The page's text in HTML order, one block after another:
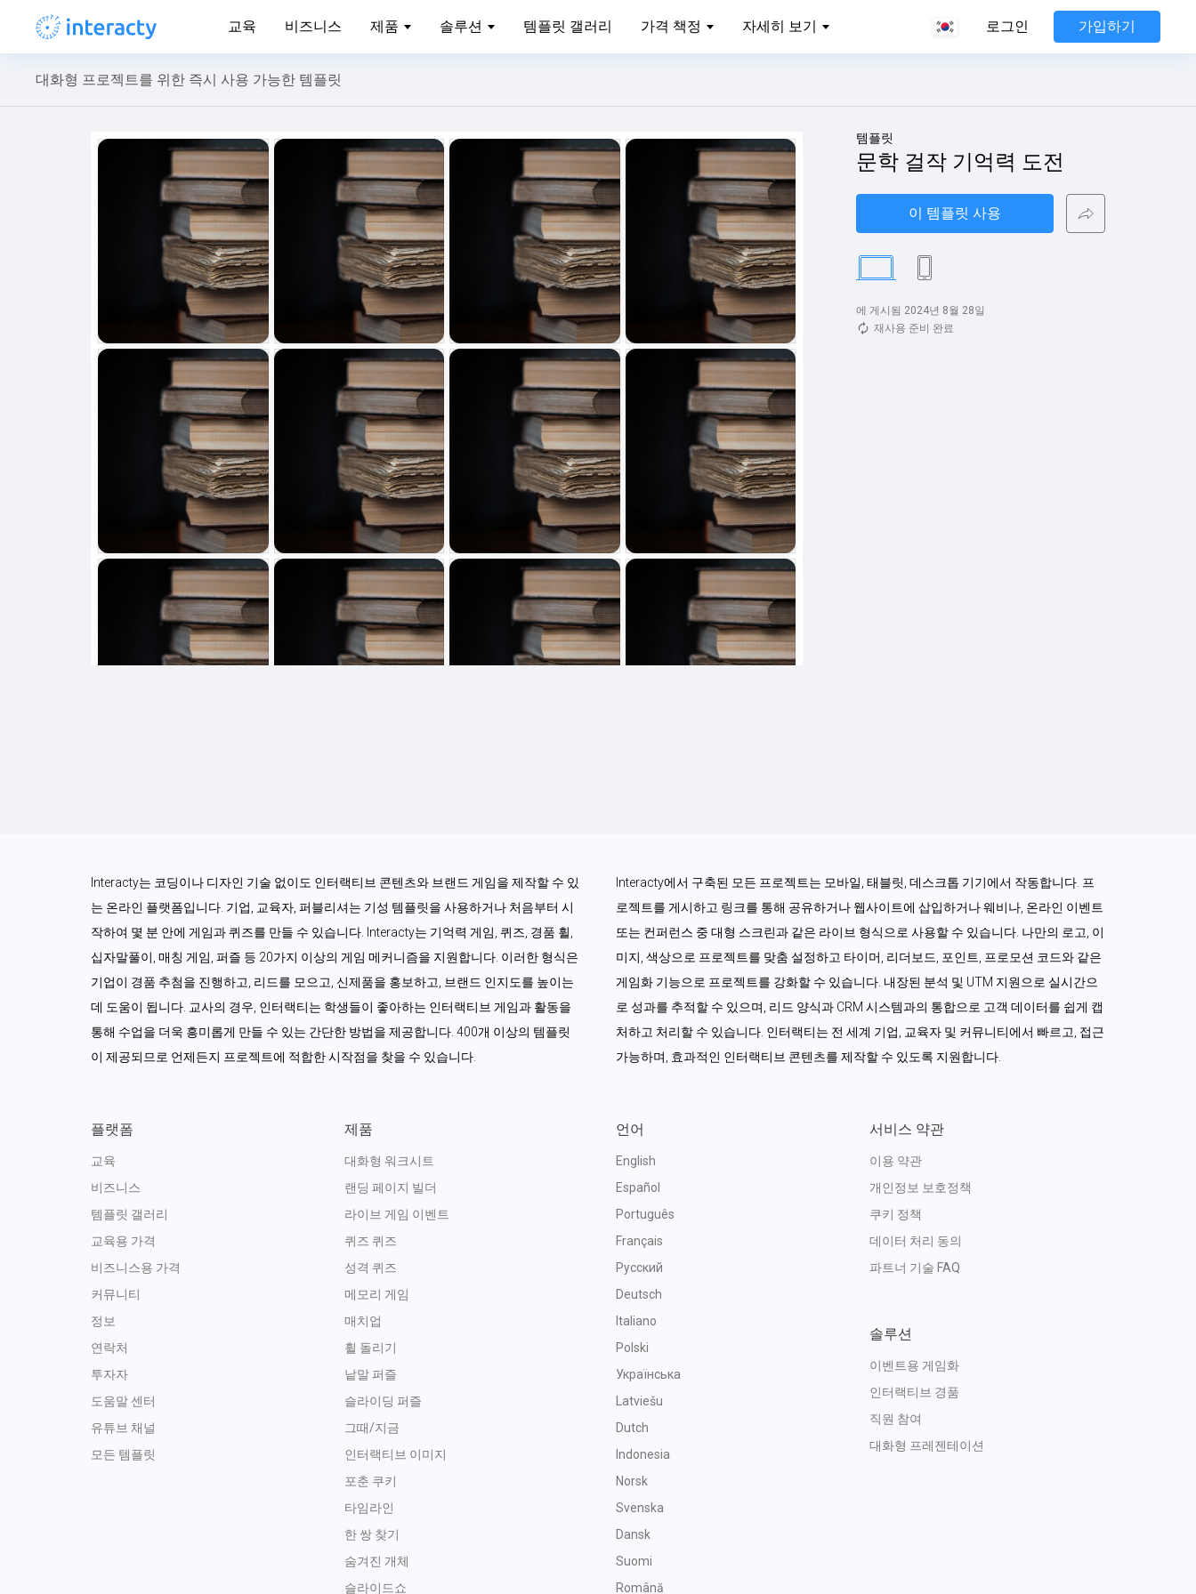
교육 비즈니스 제품 솔루션 템플릿 갤러리 가격 책정 자세히 보기 로그인 가입하기
대화형 프로젝트를 위한 즉시 사용 가능한 템플릿
템플릿
문학 걸작 기억력 도전
이 템플릿 사용
에 게시됨 2024년 8월 28일
재사용 준비 완료
Interacty는 코딩이나 디자인 기술 없이도 인터랙티브 콘텐츠와 브랜드 게임을 제작할 수 있
는 온라인 플랫폼입니다. 기업, 교육자, 퍼블리셔는 기성 템플릿을 사용하거나 처음부터 시
작하여 몇 분 안에 게임과 퀴즈를 만들 수 있습니다. Interacty는 기억력 게임, 퀴즈, 경품 휠,
십자말풀이, 매칭 게임, 퍼즐 등 20가지 이상의 게임 메커니즘을 지원합니다. 이러한 형식은
기업이 경품 추첨을 진행하고, 리드를 모으고, 신제품을 홍보하고, 브랜드 인지도를 높이는
데 도움이 됩니다. 교사의 경우, 인터랙티는 학생들이 좋아하는 인터랙티브 게임과 활동을
통해 수업을 더욱 흥미롭게 만들 수 있는 간단한 방법을 제공합니다. 400개 이상의 템플릿
이 제공되므로 언제든지 프로젝트에 적합한 시작점을 찾을 수 있습니다.
Interacty에서 구축된 모든 프로젝트는 모바일, 태블릿, 데스크톱 기기에서 작동합니다. 프
로젝트를 게시하고 링크를 통해 공유하거나 웹사이트에 삽입하거나 웨비나, 온라인 이벤트
또는 컨퍼런스 중 대형 스크린과 같은 라이브 형식으로 사용할 수 있습니다. 나만의 로고, 이
미지, 색상으로 프로젝트를 맞춤 설정하고 타이머, 리더보드, 포인트, 프로모션 코드와 같은
게임화 기능으로 프로젝트를 강화할 수 있습니다. 내장된 분석 및 UTM 지원으로 실시간으
로 성과를 추적할 수 있으며, 리드 양식과 CRM 시스템과의 통합으로 고객 데이터를 쉽게 캡
처하고 처리할 수 있습니다. 인터랙티는 전 세계 기업, 교육자 및 커뮤니티에서 빠르고, 접근
가능하며, 효과적인 인터랙티브 콘텐츠를 제작할 수 있도록 지원합니다.
플랫폼
교육
비즈니스
템플릿 갤러리
교육용 가격
비즈니스용 가격
커뮤니티
정보
연락처
투자자
도움말 센터
유튜브 채널
모든 템플릿
제품
대화형 워크시트
랜딩 페이지 빌더
라이브 게임 이벤트
퀴즈 퀴즈
성격 퀴즈
메모리 게임
매치업
휠 돌리기
낱말 퍼즐
슬라이딩 퍼즐
그때/지금
인터랙티브 이미지
포춘 쿠키
타임라인
한 쌍 찾기
숨겨진 개체
슬라이드쇼
언어
English
Español
Português
Français
Русский
Deutsch
Italiano
Polski
Українська
Latviešu
Dutch
Indonesia
Norsk
Svenska
Dansk
Suomi
Română
서비스 약관
이용 약관
개인정보 보호정책
쿠키 정책
데이터 처리 동의
파트너 기술 FAQ
솔루션
이벤트용 게임화
인터랙티브 경품
직원 참여
대화형 프레젠테이션